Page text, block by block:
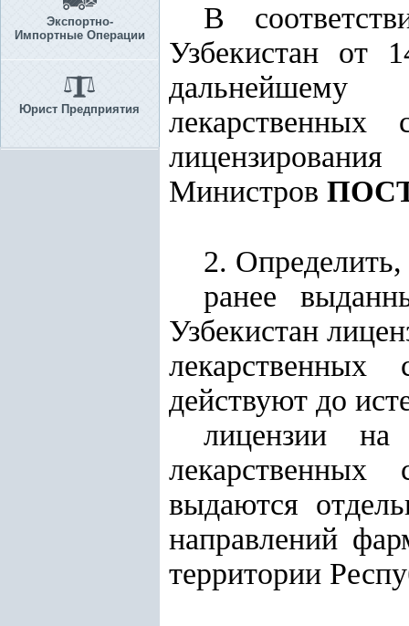
Экспортно-
Импортные Операции
Юрист Предприятия
В
Узбекистан
дальнейшему
лекарственных
Министров
2. Определить,
ранее
Узбекистан
лекарственных
действуют до
лицензии на
лекарственных
выдаются
направлений
территории